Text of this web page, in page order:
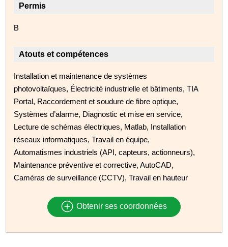
Permis
B
Atouts et compétences
Installation et maintenance de systèmes
photovoltaïques, Électricité industrielle et bâtiments, TIA
Portal, Raccordement et soudure de fibre optique,
Systèmes d’alarme, Diagnostic et mise en service,
Lecture de schémas électriques, Matlab, Installation
réseaux informatiques, Travail en équipe,
Automatismes industriels (API, capteurs, actionneurs),
Maintenance préventive et corrective, AutoCAD,
Caméras de surveillance (CCTV), Travail en hauteur
Obtenir ses coordonnées